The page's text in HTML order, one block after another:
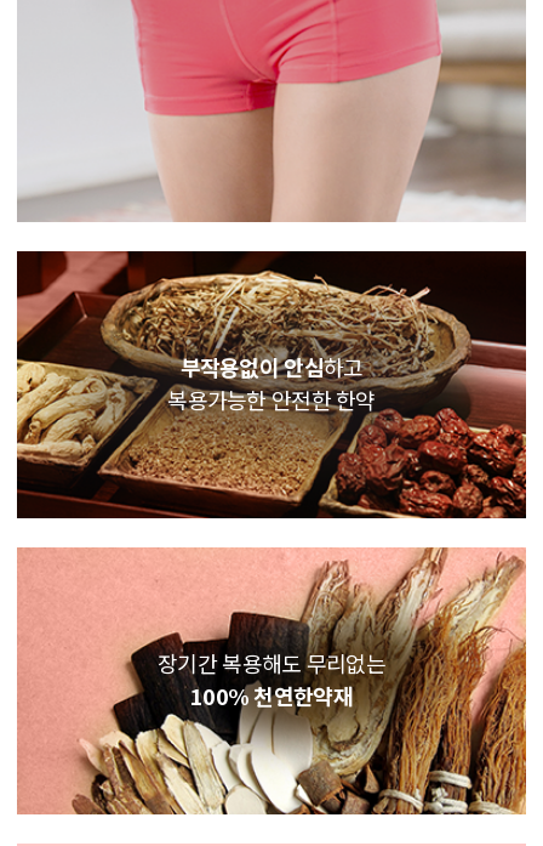
부작용없이 안심하고
복용가능한 안전한 한약
장기간 복용해도 무리없는
100% 천연한약재